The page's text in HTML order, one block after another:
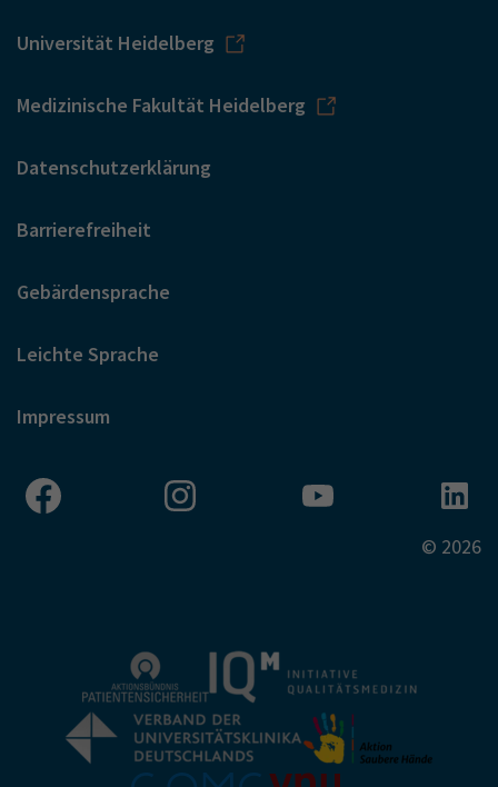
Universität Heidelberg
Medizinische Fakultät Heidelberg
Datenschutzerklärung
Barrierefreiheit
Gebärdensprache
Leichte Sprache
Impressum
© 2026